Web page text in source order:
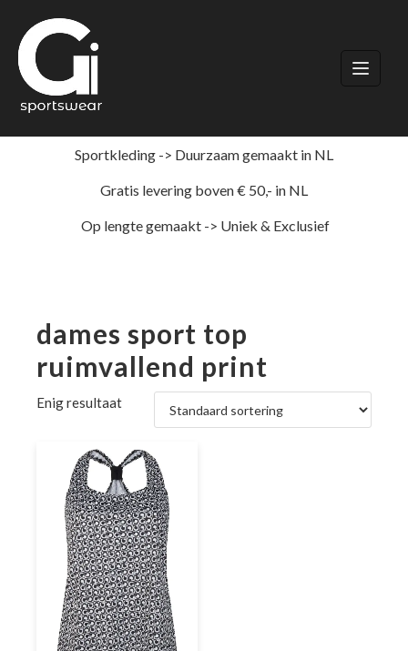
naar
inhoud
Sportkleding -> Duurzaam gemaakt in NL
Gratis levering boven € 50,- in NL
Op lengte gemaakt -> Uniek & Exclusief
dames sport top
ruimvallend print
Enig resultaat